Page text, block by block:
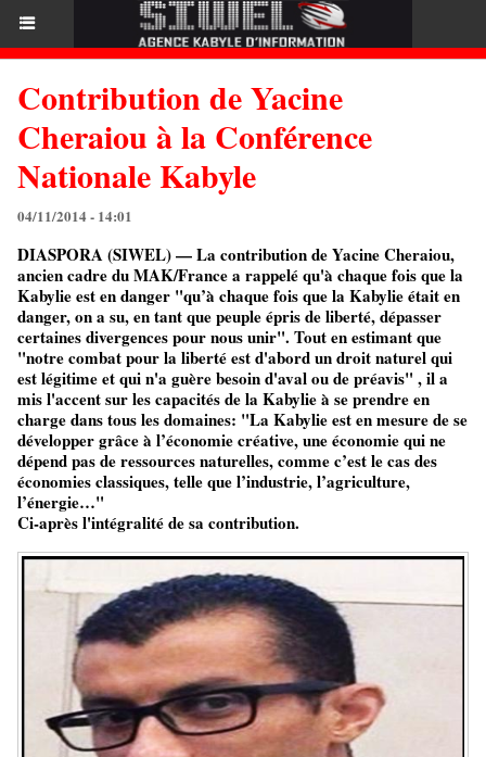
Contribution de Yacine
Cheraiou à la Conférence
Nationale Kabyle
04/11/2014 - 14:01
DIASPORA (SIWEL) — La contribution de Yacine Cheraiou,
ancien cadre du MAK/France a rappelé qu'à chaque fois que la
Kabylie est en danger "qu’à chaque fois que la Kabylie était en
danger, on a su, en tant que peuple épris de liberté, dépasser
certaines divergences pour nous unir". Tout en estimant que
"notre combat pour la liberté est d'abord un droit naturel qui
est légitime et qui n'a guère besoin d'aval ou de préavis" , il a
mis l'accent sur les capacités de la Kabylie à se prendre en
charge dans tous les domaines: "La Kabylie est en mesure de se
développer grâce à l’économie créative, une économie qui ne
dépend pas de ressources naturelles, comme c’est le cas des
économies classiques, telle que l’industrie, l’agriculture,
l’énergie…"
Ci-après l'intégralité de sa contribution.